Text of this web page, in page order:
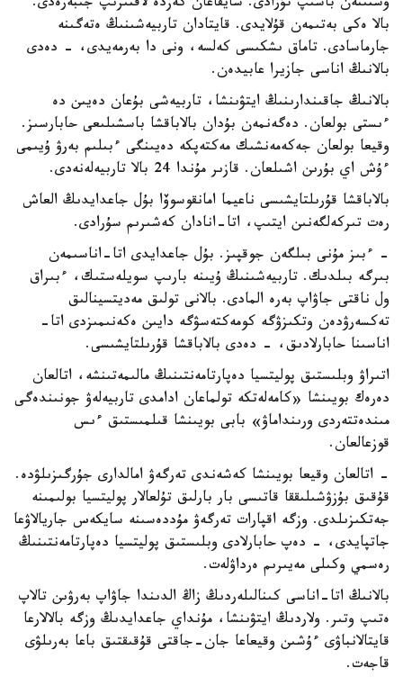
بالا ەكى بەتىمەن قۇلايدى. قايتادان تاربيەشىنىڭ ەتەگىنە
جارماسادى. تاماق ىشكىسى كەلسە، ونى دا بەرمەيدى، - دەدى
بالانىڭ اناسى جازيرا عابيدەن.
بالانىڭ جاقىندارىنىڭ ايتۋىنشا، تاربيەشى بۇعان دەيىن دە
ءىستى بولعان. دەگەنمەن بۇدان بالاباقشا باسشىلىعى حابارسىز.
وقيعا بولعان جەكەمەنشىك مەكتەپكە دەيىنگى ءبىلىم بەرۋ ۇيىمى
ءۇش اي بۇرىن اشىلعان. قازىر مۇندا 24 بالا تاربيەلەنەدى.
بالاباقشا قۇرىلتايشىسى ناعيما امانقوسوۆا بۇل جاعدايدىڭ العاش
رەت تىركەلگەنىن ايتىپ، اتا-انادان كەشىرىم سۇرادى.
- ءبىز مۇنى بىلگەن جوقپىز. بۇل جاعدايدى اتا-اناسىمەن
بىرگە بىلدىك. تاربيەشىنىڭ ۇيىنە بارىپ سويلەستىك، ءبىراق
ول ناقتى جاۋاپ بەرە المادى. بالانى تولىق مەديتسينالىق
تەكسەرۋدەن وتكىزۋگە كومەكتەسۋگە دايىن ەكەنىمىزدى اتا-
اناسىنا حابارلادىق، - دەدى بالاباقشا قۇرىلتايشىسى.
اتىراۋ وبلىستىق پوليتسيا دەپارتامەنتىنىڭ مالىمەتىنشە، اتالعان
دەرەك بويىنشا «كامەلەتكە تولماعان ادامدى تاربيەلەۋ جونىندەگى
مىندەتتەردى ورىنداماۋ» بابى بويىنشا قىلمىستىق ءىس
قوزعالعان.
- اتالعان وقيعا بويىنشا كەشەندى تەرگەۋ امالدارى جۇرگىزىلۋدە.
قۇقىق بۇزۋشىلىققا قاتىسى بار بارلىق تۇلعالار پوليتسيا بولىمىنە
جەتكىزىلدى. وزگە اقپارات تەرگەۋ مۇددەسىنە سايكەس جاريالاۋعا
جاتپايدى، - دەپ حابارلادى وبلىستىق پوليتسيا دەپارتامەنتىنىڭ
رەسمي وكىلى مەيىرىم ەرداۋلەت.
بالانىڭ اتا-اناسى كىنالىلەردىڭ زاڭ الدىندا جاۋاپ بەرۋىن تالاپ
ەتىپ وتىر. ولاردىڭ ايتۋىنشا، مۇنداي جاعدايدىڭ وزگە بالالارعا
قايتالانباۋى ءۇشىن وقيعاعا جان-جاقتى قۇقىقتىق باعا بەرىلۋى
قاجەت.